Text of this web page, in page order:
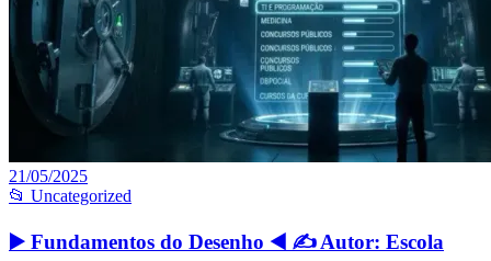
21/05/2025
📂 Uncategorized
▶️ Fundamentos do Desenho ◀️ ✍️ Autor: Escola